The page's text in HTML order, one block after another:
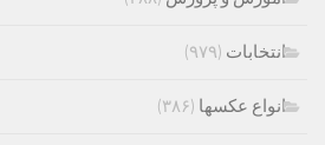
انتخابات (۹۷۹)
انواع عکسها (۳۸۶)